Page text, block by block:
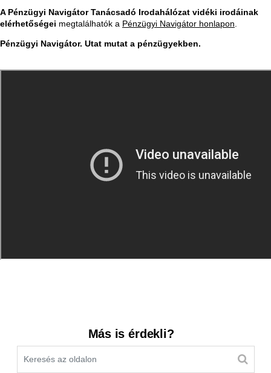
A Pénzügyi Navigátor Tanácsadó Irodahálózat vidéki irodáinak
elérhetőségei megtalálhatók a Pénzügyi Navigátor honlapon.
Pénzügyi Navigátor. Utat mutat a pénzügyekben.
Más is érdekli?